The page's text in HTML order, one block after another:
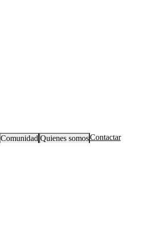
Comunidad Quienes somosContactar